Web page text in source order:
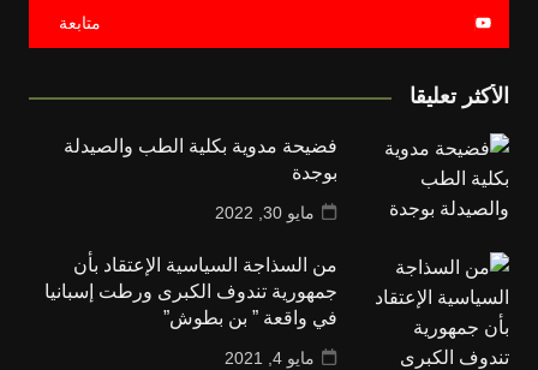
متابعة
الأكثر تعليقا
فضيحة مدوية بكلية الطب والصيدلة
بوجدة
مايو 30, 2022
من السذاجة السياسية الإعتقاد بأن
جمهورية تندوف الكبرى ورطت إسبانيا
في واقعة ” بن بطوش”
مايو 4, 2021